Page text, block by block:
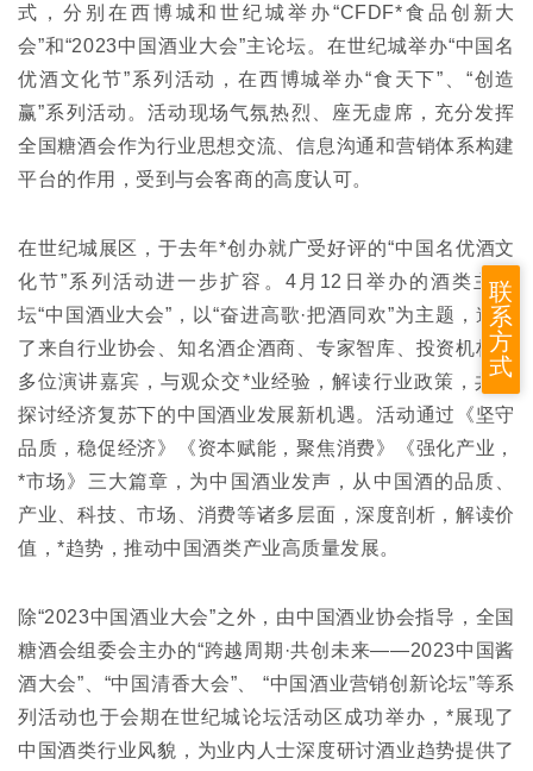
式，分别在西博城和世纪城举办“CFDF*食品创新大
会”和“2023中国酒业大会”主论坛。在世纪城举办“中国名
优酒文化节”系列活动，在西博城举办“食天下”、“创造
赢”系列活动。活动现场气氛热烈、座无虚席，充分发挥
全国糖酒会作为行业思想交流、信息沟通和营销体系构建
平台的作用，受到与会客商的高度认可。
在世纪城展区，于去年*创办就广受好评的“中国名优酒文
化节”系列活动进一步扩容。4月12日举办的酒类主论
坛“中国酒业大会”，以“奋进高歌·把酒同欢”为主题，邀请
了来自行业协会、知名酒企酒商、专家智库、投资机构的
多位演讲嘉宾，与观众交*业经验，解读行业政策，共同
探讨经济复苏下的中国酒业发展新机遇。活动通过《坚守
品质，稳促经济》《资本赋能，聚焦消费》《强化产业，
*市场》三大篇章，为中国酒业发声，从中国酒的品质、
产业、科技、市场、消费等诸多层面，深度剖析，解读价
值，*趋势，推动中国酒类产业高质量发展。
除“2023中国酒业大会”之外，由中国酒业协会指导，全国
糖酒会组委会主办的“跨越周期·共创未来——2023中国酱
酒大会”、“中国清香大会”、 “中国酒业营销创新论坛”等系
列活动也于会期在世纪城论坛活动区成功举办，*展现了
中国酒类行业风貌，为业内人士深度研讨酒业趋势提供了
联
系
方
式